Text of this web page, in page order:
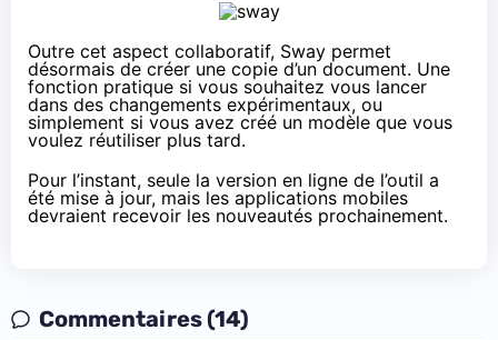
Outre cet aspect collaboratif, Sway permet
désormais de créer une copie d’un document. Une
fonction pratique si vous souhaitez vous lancer
dans des changements expérimentaux, ou
simplement si vous avez créé un modèle que vous
voulez réutiliser plus tard.
Pour l’instant, seule la version en ligne de l’outil a
été mise à jour, mais les applications mobiles
devraient recevoir les nouveautés prochainement.
Commentaires (14)